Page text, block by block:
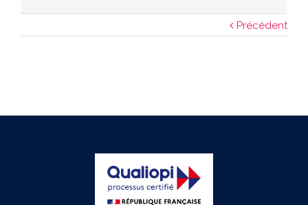
Précédent